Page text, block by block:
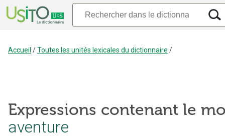
Accueil /Toutes les unités lexicales du dictionnaire /
Expressions contenant le
aventure